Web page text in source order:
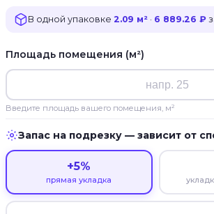
В одной упаковке 2.09 м² · 6 889.26 ₽
Площадь помещения (м²)
Введите площадь вашего помещения, м²
Запас на подрезку — зависит от
+5%
прямая укладка